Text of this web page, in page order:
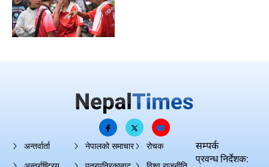
अन्तर्वार्ता
नेपालको समाचार
रोचक
सम्पर्क
प्रवन्ध निर्देशक: